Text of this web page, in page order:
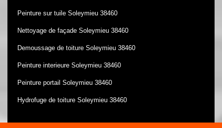
Peinture sur tuile Soleymieu 38460
Nettoyage de façade Soleymieu 38460
Demoussage de toiture Soleymieu 38460
Peinture interieure Soleymieu 38460
Peinture portail Soleymieu 38460
Hydrofuge de toiture Soleymieu 38460